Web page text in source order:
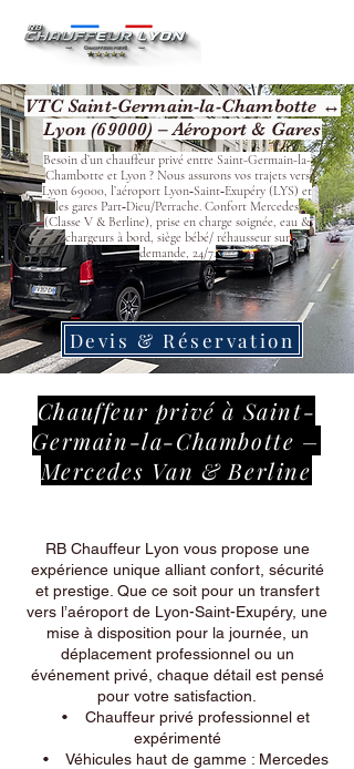
VTC Saint-Germain-la-Chambotte ↔
Lyon (69000) – Aéroport & Gares
Besoin d’un chauffeur privé entre Saint-Germain-la-
Chambotte et Lyon ? Nous assurons vos trajets vers
Lyon 69000, l’aéroport Lyon‑Saint‑Exupéry (LYS) et
les gares Part‑Dieu/Perrache. Confort Mercedes
(Classe V & Berline), prise en charge soignée, eau &
chargeurs à bord, siège bébé/ réhausseur sur
demande, 24/7.
Devis & Réservation
Chauffeur privé à Saint-
Germain-la-Chambotte –
Mercedes Van & Berline
RB Chauffeur Lyon vous propose une
expérience unique alliant confort, sécurité
et prestige. Que ce soit pour un transfert
vers l’aéroport de Lyon-Saint-Exupéry, une
mise à disposition pour la journée, un
déplacement professionnel ou un
événement privé, chaque détail est pensé
pour votre satisfaction.
• Chauffeur privé professionnel et
expérimenté
• Véhicules haut de gamme : Mercedes